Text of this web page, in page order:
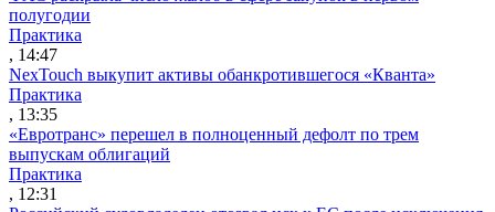
полугодии
Практика
, 14:47
NexTouch выкупит активы обанкротившегося «Кванта»
Практика
, 13:35
«Евротранс» перешел в полноценный дефолт по трем
выпускам облигаций
Практика
, 12:31